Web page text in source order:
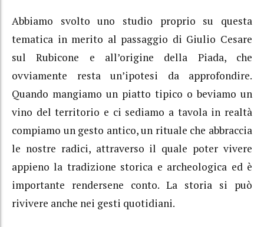
Abbiamo svolto uno studio proprio su questa
tematica in merito al passaggio di Giulio Cesare
sul Rubicone e all’origine della Piada, che
ovviamente resta un’ipotesi da approfondire.
Quando mangiamo un piatto tipico o beviamo un
vino del territorio e ci sediamo a tavola in realtà
compiamo un gesto antico, un rituale che abbraccia
le nostre radici, attraverso il quale poter vivere
appieno la tradizione storica e archeologica ed è
importante rendersene conto. La storia si può
rivivere anche nei gesti quotidiani.